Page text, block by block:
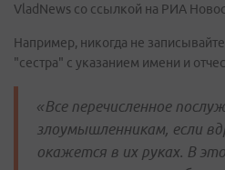
VladNews со ссылкой на РИА
Например, никогда не
"сестра" с указанием имени и
«Все перечисленное
злоумышленникам, если
окажется в их руках. В